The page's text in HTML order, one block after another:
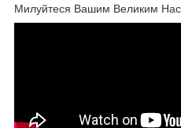
Милуйтеся Вашим Великим